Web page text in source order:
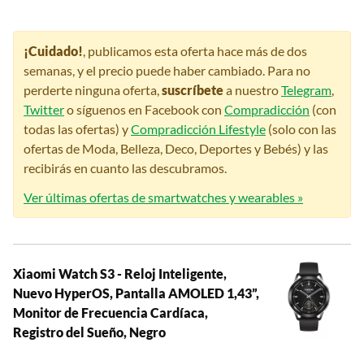
¡Cuidado!, publicamos esta oferta hace más de dos
semanas, y el precio puede haber cambiado. Para no
perderte ninguna oferta,suscríbetea nuestroTelegram,
Twittero síguenos en Facebook con Compradicción (con
todas las ofertas) yCompradicción Lifestyle (solo con las
ofertas de Moda, Belleza, Deco, Deportes y Bebés) y las
recibirás en cuanto las descubramos.
Ver últimas ofertas de smartwatches y wearables »
Xiaomi Watch S3 - Reloj Inteligente,
Nuevo HyperOS, Pantalla AMOLED 1,43”,
Monitor de Frecuencia Cardíaca,
Registro del Sueño, Negro